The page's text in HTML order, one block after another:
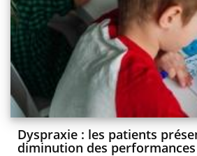
Dyspraxie : les patients
diminution des